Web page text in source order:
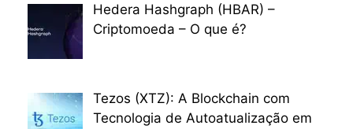
Hedera Hashgraph (HBAR) –
Criptomoeda – O que é?
Tezos (XTZ): A Blockchain com
Tecnologia de Autoatualização em